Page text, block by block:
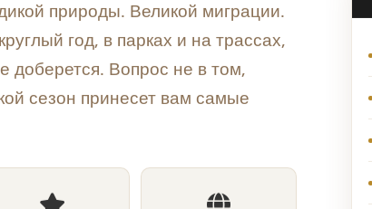
природы. Великой миграции.
год, в парках и на трассах,
доберется. Вопрос не в том,
сезон принесет вам самые